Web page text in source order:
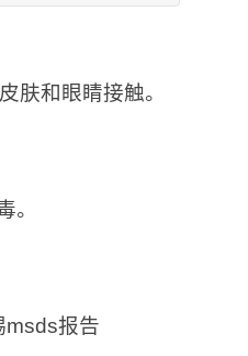
肤和眼睛接触。
。
报告